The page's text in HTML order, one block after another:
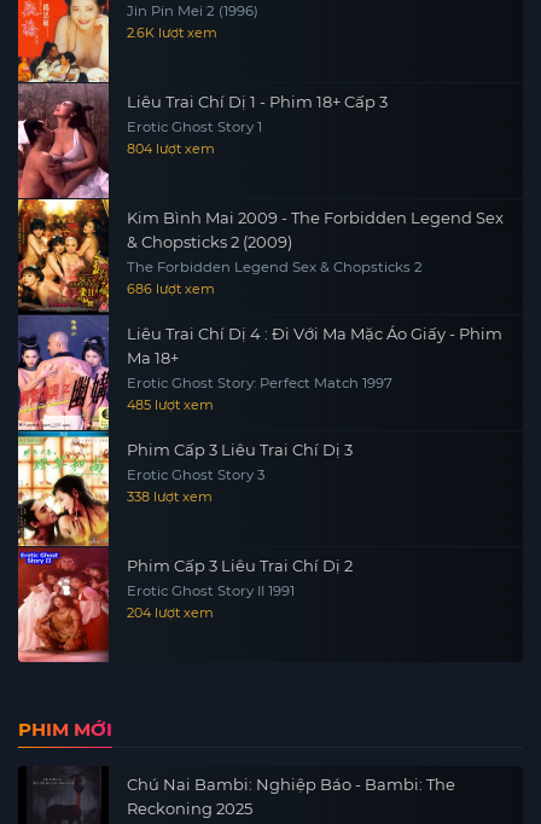
Jin Pin Mei 2 (1996)
2.6K lượt xem
Liêu Trai Chí Dị 1 - Phim 18+ Cấp 3
Erotic Ghost Story 1
804 lượt xem
Kim Bình Mai 2009 - The Forbidden Legend Sex
& Chopsticks 2 (2009)
The Forbidden Legend Sex & Chopsticks 2
686 lượt xem
Liêu Trai Chí Dị 4 : Đi Với Ma Mặc Áo Giấy - Phim
Ma 18+
Erotic Ghost Story: Perfect Match 1997
485 lượt xem
Phim Cấp 3 Liêu Trai Chí Dị 3
Erotic Ghost Story 3
338 lượt xem
Phim Cấp 3 Liêu Trai Chí Dị 2
Erotic Ghost Story II 1991
204 lượt xem
PHIM MỚI
Chú Nai Bambi: Nghiệp Báo - Bambi: The
Reckoning 2025